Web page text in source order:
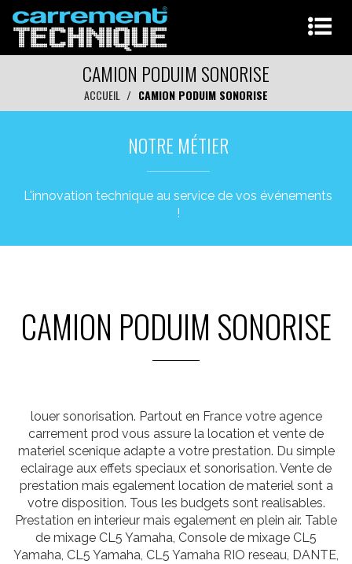
CAMION PODUIM SONORISE
ACCUEIL CAMION PODUIM SONORISE
NOTRE MÉTIER
L'innovation technique au service de vos événements
!
CAMION PODUIM SONORISE
louer sonorisation. Partout en France votre agence
carrement prod vous assure la location et vente de
materiel scenique adapte a votre prestation. Du simple
eclairage aux effets speciaux et sonorisation. Vente de
prestation mais egalement location de materiel sont a
votre disposition. Tous les budgets sont realisables.
Prestation en interieur mais egalement en plein air. Table
de mixage CL5 Yamaha, Console de mixage CL5
Yamaha, CL5 Yamaha, CL5 Yamaha RIO reseau, DANTE,